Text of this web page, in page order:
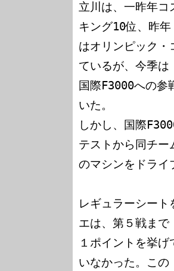
立川は、一昨年コ
キング10位、昨年
はオリンピック・
ているが、今季は
国際F3000への参
いた。
しかし、国際
テストから同チー
のマシンをドライ
レギュラーシー
エは、第５戦まで
１ポイントを挙
いなかった。この